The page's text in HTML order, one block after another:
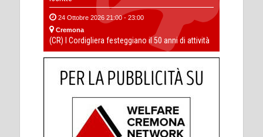
24 Ottobre 2026 21:00 - 23:00
Cremona
(CR) I Cordigliera festeggiano il 50 anni di attività